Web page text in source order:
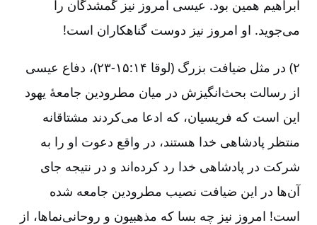
ابراهیم همین بود. عیسی امروز نیز گمشدگان را
می‌جوید. او امروز نیز دوست گناهکاران است!
۲) در مثل ضیافت بزرگ (لوقا ۱۴:‏۱۵-‏۲۳)، دفاع عیسی
از رسالت بحث‌انگیزش در میان مطرودین جامعۀ یهود
این است که فریسیان، که ادعا می‌کردند مشتاقانه
منتظر پادشاهی خدا هستند، در واقع دعوت او را به
شرکت در پادشاهی خدا رد کرده‌اند و در نتیجه جای
آن‌ها در این ضیافت نصیب مطرودین جامعه شده
است! امروز نیز چه بسا که مذهبیون و روحانی‌نماها، از